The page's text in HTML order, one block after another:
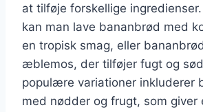
at tilføje forskellige
kan man lave bananbrød med
en tropisk smag, eller
æblemos, der tilføjer fugt og
populære variationer inkluderer
med nødder og frugt, som giver